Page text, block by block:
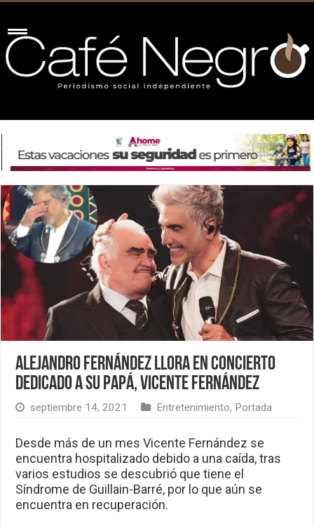
Alejandro Fernández llora en concierto
dedicado a su papá, Vicente Fernández
septiembre 14, 2021 Entretenimiento, Portada
Desde más de un mes Vicente Fernández se
encuentra hospitalizado debido a una caída, tras
varios estudios se descubrió que tiene el
Síndrome de Guillain-Barré, por lo que aún se
encuentra en recuperación.